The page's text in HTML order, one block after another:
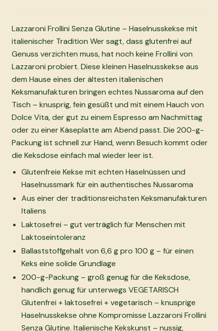
Lazzaroni Frollini Senza Glutine – Haselnusskekse mit
italienischer Tradition Wer sagt, dass glutenfrei auf
Genuss verzichten muss, hat noch keine Frollini von
Lazzaroni probiert. Diese kleinen Haselnusskekse aus
dem Hause eines der ältesten italienischen
Keksmanufakturen bringen echtes Nussaroma auf den
Tisch – knusprig, fein gesüßt und mit einem Hauch von
Dolce Vita, der gut zu einem Espresso am Nachmittag
oder zu einer Käseplatte am Abend passt. Die 200-g-
Packung ist schnell zur Hand, wenn Besuch kommt oder
die Keksdose einfach mal wieder leer ist.
Glutenfreie Kekse mit echten Haselnüssen und
Haselnussmark für ein authentisches Nussaroma
Aus einer der traditionsreichsten Keksmanufakturen
Italiens
Laktosefrei – gut verträglich für Menschen mit
Laktoseintoleranz
Ballaststoffgehalt von 6,6 g pro 100 g – für einen
Keks eine solide Grundlage
200-g-Packung – groß genug für die Keksdose,
handlich genug für unterwegs VEGETARISCH
Glutenfrei + laktosefrei + vegetarisch – knusprige
Haselnusskekse ohne Kompromisse Lazzaroni Frollini
Senza Glutine. Italienische Kekskunst – nussig,